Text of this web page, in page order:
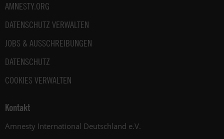
AMNESTY.ORG
DATENSCHUTZ VERWALTEN
JOBS & AUSSCHREIBUNGEN
DATENSCHUTZ
COOKIES VERWALTEN
Kontakt
Amnesty International Deutschland e.V.